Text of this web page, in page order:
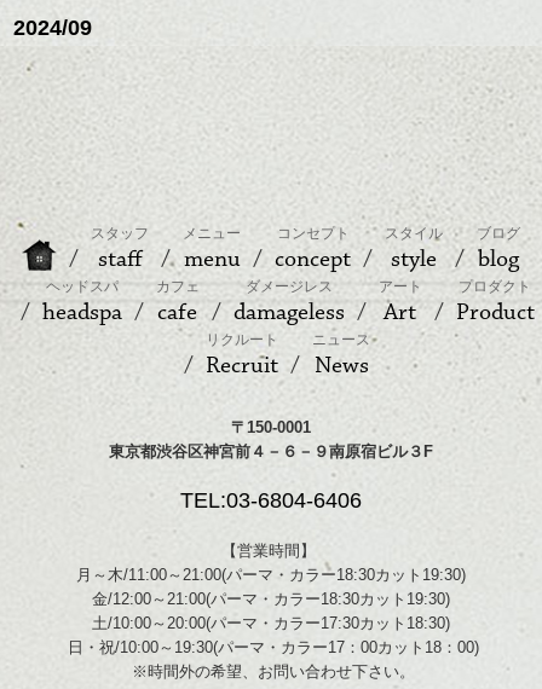
2024/09
スタッフ
staff
メニュー
menu
コンセプト
concept
スタイル
style
ブログ
blog
ヘッドスパ
headspa
カフェ
cafe
ダメージレス
damageless
アート
Art
プロダクト
Product
リクルート
Recruit
ニュース
News
〒150-0001
東京都渋谷区神宮前４－６－９南原宿ビル３F
TEL:03-6804-6406
【営業時間】
月～木/11:00～21:00(パーマ・カラー18:30カット19:30)
金/12:00～21:00(パーマ・カラー18:30カット19:30)
土/10:00～20:00(パーマ・カラー17:30カット18:30)
日・祝/10:00～19:30(パーマ・カラー17：00カット18：00)
※時間外の希望、お問い合わせ下さい。